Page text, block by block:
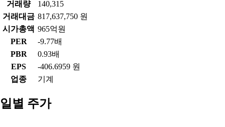
거래량
140,315
거래대금 817,637,750 원
시가총액 965억원
PER
-9.77배
PBR
0.93배
EPS
-406.6959 원
업종
기계
일별 주가